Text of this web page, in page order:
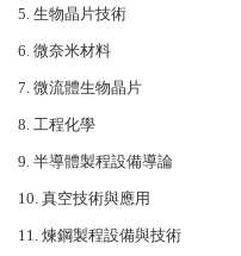
5. 生物晶片技術
6. 微奈米材料
7. 微流體生物晶片
8. 工程化學
9. 半導體製程設備導論
10. 真空技術與應用
11. 煉鋼製程設備與技術